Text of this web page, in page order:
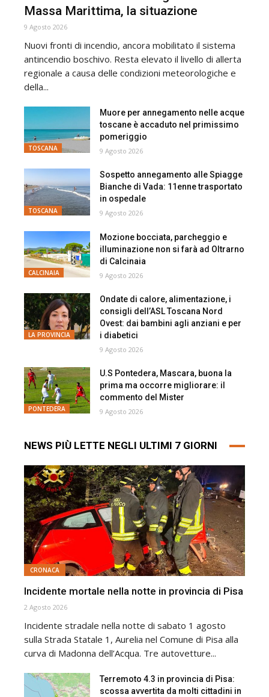
Massa Marittima, la situazione
9 Agosto 2026
Nuovi fronti di incendio, ancora mobilitato il sistema
antincendio boschivo. Resta elevato il livello di allerta
regionale a causa delle condizioni meteorologiche e
della...
TOSCANA
Muore per annegamento nelle acque
toscane è accaduto nel primissimo
pomeriggio
9 Agosto 2026
TOSCANA
Sospetto annegamento alle Spiagge
Bianche di Vada: 11enne trasportato
in ospedale
9 Agosto 2026
CALCINAIA
Mozione bocciata, parcheggio e
illuminazione non si farà ad Oltrarno
di Calcinaia
9 Agosto 2026
LA PROVINCIA
Ondate di calore, alimentazione, i
consigli dell’ASL Toscana Nord
Ovest: dai bambini agli anziani e per
i diabetici
9 Agosto 2026
PONTEDERA
U.S Pontedera, Mascara, buona la
prima ma occorre migliorare: il
commento del Mister
9 Agosto 2026
NEWS PIÙ LETTE NEGLI ULTIMI 7 GIORNI
CRONACA
Incidente mortale nella notte in provincia di Pisa
2 Agosto 2026
Incidente stradale nella notte di sabato 1 agosto
sulla Strada Statale 1, Aurelia nel Comune di Pisa alla
curva di Madonna dell’Acqua. Tre autovetture...
Terremoto 4.3 in provincia di Pisa:
scossa avvertita da molti cittadini in